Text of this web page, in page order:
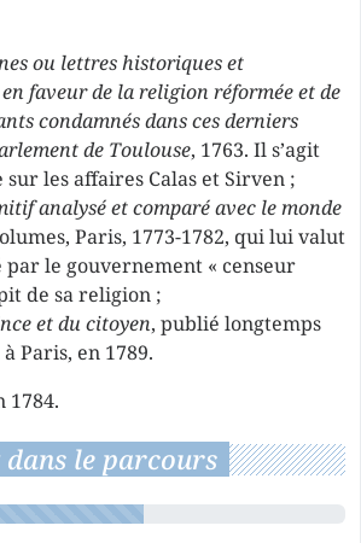
ou lettres historiques et
faveur de la religion réformée et de
condamnés dans ces derniers
de Toulouse, 1763. Il s’agit
sur les affaires Calas et Sirven ;
analysé et comparé avec le monde
Paris, 1773-1782, qui lui valut
par le gouvernement « censeur
de sa religion ;
et du citoyen, publié longtemps
Paris, en 1789.
1784.
dans le parcours